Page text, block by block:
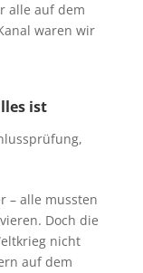
alle auf dem
waren wir
ist
,
– alle mussten
Doch die
nicht
auf dem